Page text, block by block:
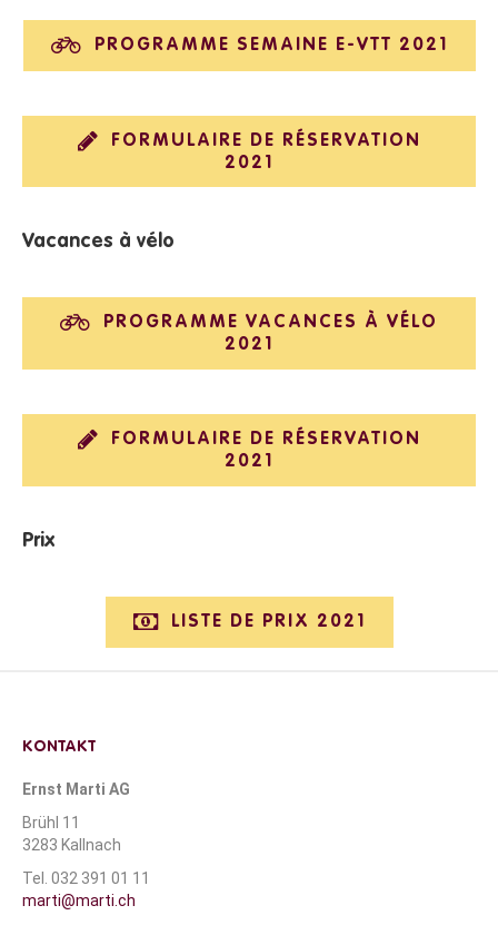
PROGRAMME SEMAINE E-VTT 2021
FORMULAIRE DE RÉSERVATION
2021
Vacances à vélo
PROGRAMME VACANCES À VÉLO
2021
FORMULAIRE DE RÉSERVATION
2021
Prix
LISTE DE PRIX 2021
KONTAKT
Ernst Marti AG
Brühl 11
3283 Kallnach
Tel. 032 391 01 11
marti@marti.ch